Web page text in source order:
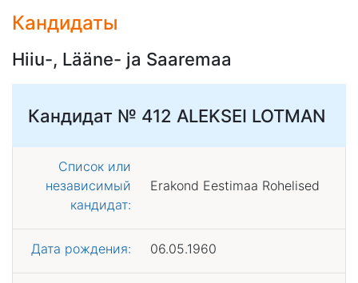
Кандидаты
Hiiu-, Lääne- ja Saaremaa
Кандидат № 412 ALEKSEI LOTMAN
Список или
независимый
кандидат:
Erakond Eestimaa Rohelised
Дата рождения: 06.05.1960